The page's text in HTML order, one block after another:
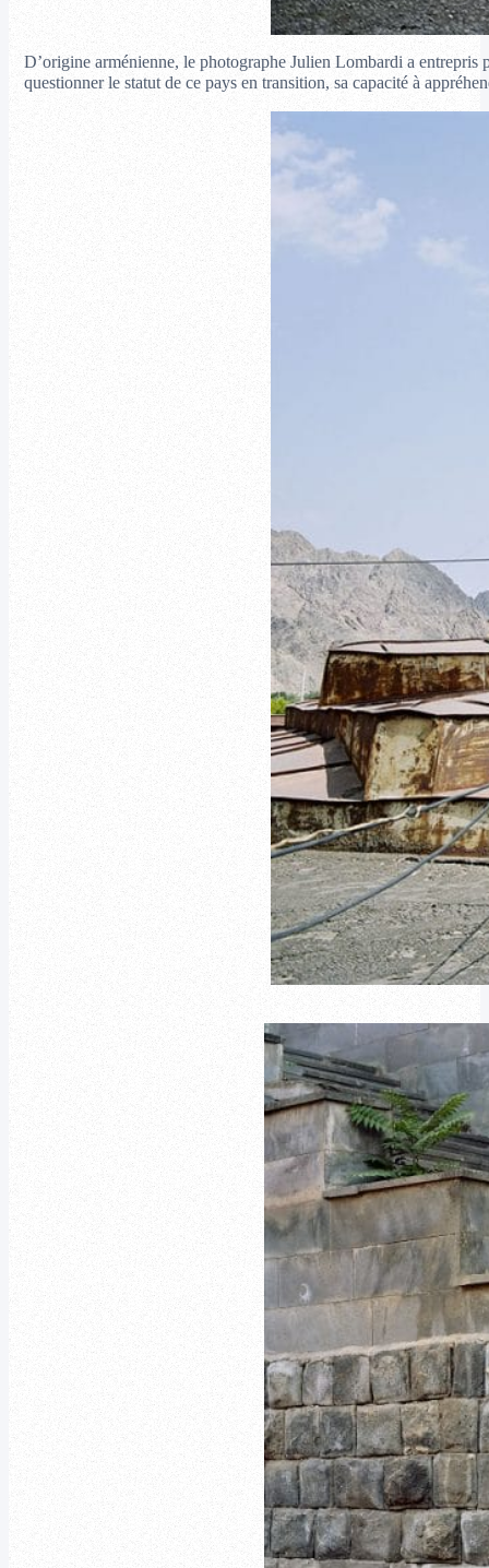
D’origine arménienne, le photographe Julien Lombardi a
questionner le statut de ce pays en transition, sa capacité à